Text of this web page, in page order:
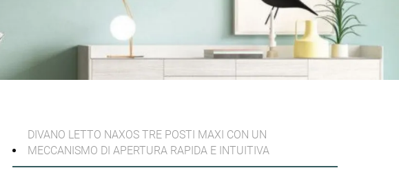
DIVANO LETTO NAXOS TRE POSTI MAXI CON UN
MECCANISMO DI APERTURA RAPIDA E INTUITIVA